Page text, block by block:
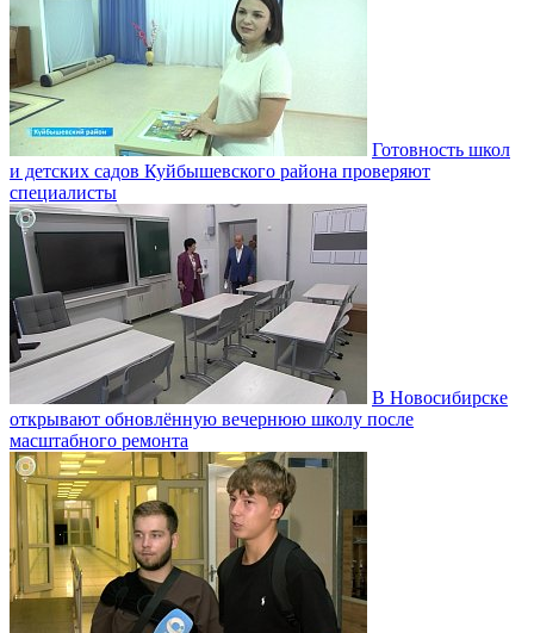
Готовность школ
и детских садов Куйбышевского района проверяют
специалисты
В Новосибирске
открывают обновлённую вечернюю школу после
масштабного ремонта